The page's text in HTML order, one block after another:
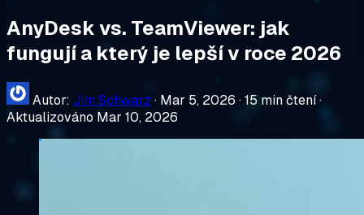
AnyDesk vs. TeamViewer: jak
fungují a který je lepší v roce 2026
Autor: Jim Schwarz · Mar 5, 2026 ·15 min čtení·
Aktualizováno Mar 10, 2026